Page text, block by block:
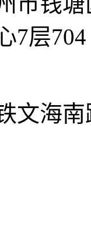
7层704
文海